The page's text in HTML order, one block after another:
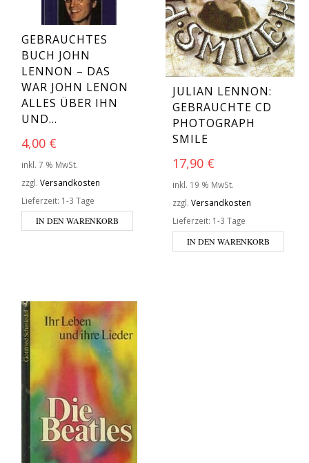
GEBRAUCHTES
BUCH JOHN
LENNON – DAS
WAR JOHN LENON
ALLES ÜBER IHN
UND…
4,00 €
inkl. 7 % MwSt.
zzgl. Versandkosten
Lieferzeit: 1-3 Tage
IN DEN WARENKORB
JULIAN LENNON:
GEBRAUCHTE CD
PHOTOGRAPH
SMILE
17,90 €
inkl. 19 % MwSt.
zzgl. Versandkosten
Lieferzeit: 1-3 Tage
IN DEN WARENKORB